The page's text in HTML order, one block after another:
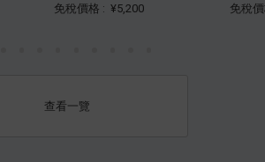
免稅價格 :¥5,200
免稅
查看一覽